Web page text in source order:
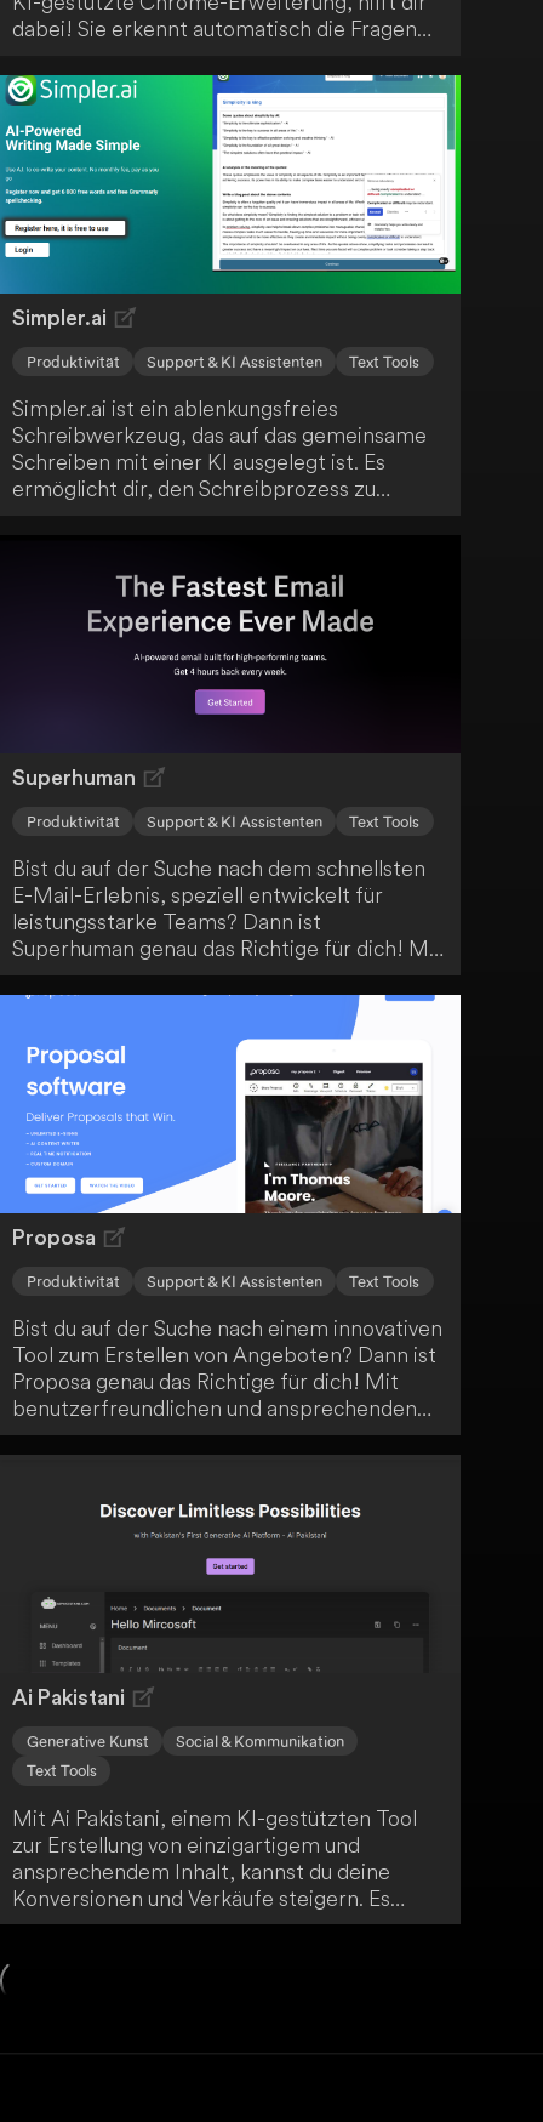
dabei! Sie erkennt automatisch die Fragen
Antwortvorschläge basierend auf deinem
Lebenslauf. Mit dieser innovativen Lösung
wirst du sicher den gewünschten Job an
Land ziehen.
Simpler.ai
Produktivität Support & KI Assistenten Text Tools
Simpler.ai ist ein ablenkungsfreies
Schreibwerkzeug, das auf das gemeinsame
Schreiben mit einer KI ausgelegt ist. Es
ermöglicht dir, den Schreibprozess zu
Flexibilität, Texte sowohl am Ende als auch in
der Mitte mit Hilfe der KI zu ergänzen.
Superhuman
Produktivität Support & KI Assistenten Text Tools
Bist du auf der Suche nach dem schnellsten
E-Mail-Erlebnis, speziell entwickelt für
leistungsstarke Teams? Dann ist
Superhuman genau das Richtige für dich! Mit
fortschrittlichen Funktionen wie KI-
gestütztem Schreiben, Zusammenfassungen
und geteilten Posteingängen kannst du die E-
Mail-Bearbeitung enorm beschleunigen.
Profitiere von bis zu 4 Stunden Zeitersparnis
pro Woche und konzentriere dich auf das
Wesentliche.
Proposa
Produktivität Support & KI Assistenten Text Tools
Bist du auf der Suche nach einem innovativen
Tool zum Erstellen von Angeboten? Dann ist
Proposa genau das Richtige für dich! Mit
benutzerfreundlichen und ansprechenden
Designvorlagen sowie KI-gestützter
Texterstellung kannst du in etwa 20 Minuten
versenden. Dank unbegrenztem
Dokumentenupload und elektronischer
Unterschriftenfunktion ist Proposa die
perfekte Lösung für deine
Angebotserstellung.
Ai Pakistani
Generative Kunst
Social & Kommunikation
Text Tools
Mit Ai Pakistani, einem KI-gestützten Tool
zur Erstellung von einzigartigem und
ansprechendem Inhalt, kannst du deine
Konversionen und Verkäufe steigern. Es
bietet über 50 sofort einsatzbereite